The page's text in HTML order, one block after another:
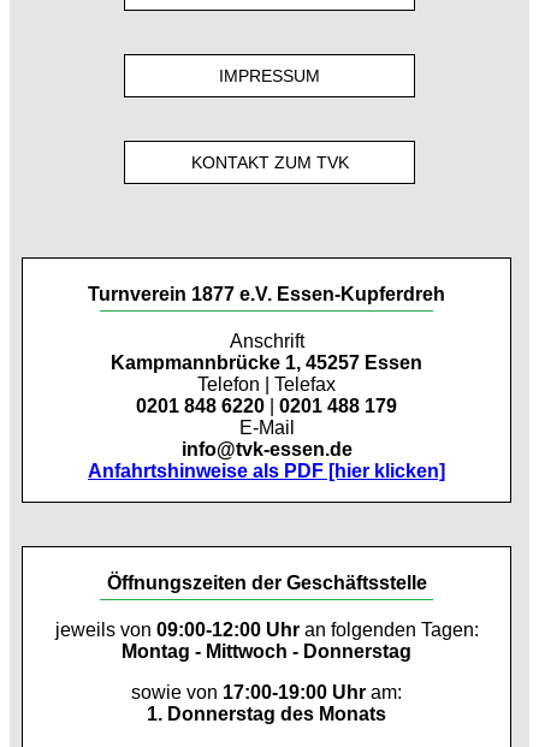
IMPRESSUM
KONTAKT ZUM TVK
Turnverein 1877 e.V. Essen-Kupferdreh
Anschrift
Kampmannbrücke 1, 45257 Essen
Telefon | Telefax
0201 848 6220
0201 488 179
E-Mail
info@tvk-essen.de
Anfahrtshinweise als PDF [hier klicken]
Öffnungszeiten der Geschäftsstelle
jeweils von 09:00-12:00 Uhran folgenden Tagen:
Montag - Mittwoch - Donnerstag
sowie von 17:00-19:00 Uhr am:
1. Donnerstag des Monats